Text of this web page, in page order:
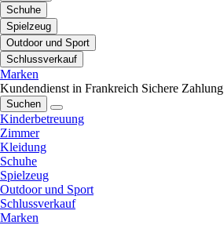
Schuhe
Spielzeug
Outdoor und Sport
Schlussverkauf
Marken
Kundendienst in Frankreich Sichere Zahlung
Suchen
Kinderbetreuung
Zimmer
Kleidung
Schuhe
Spielzeug
Outdoor und Sport
Schlussverkauf
Marken